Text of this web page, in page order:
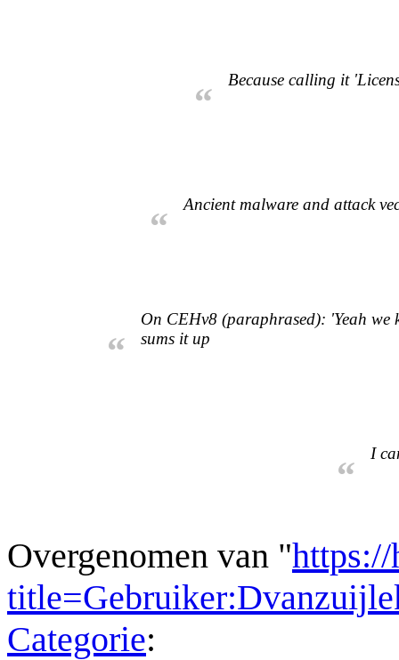
“
Because calling it
“
Ancient malware and attack
“
On CEHv8 (paraphrased): 'Yeah we
sums it up
“
I
Overgenomen van "
Categorie: